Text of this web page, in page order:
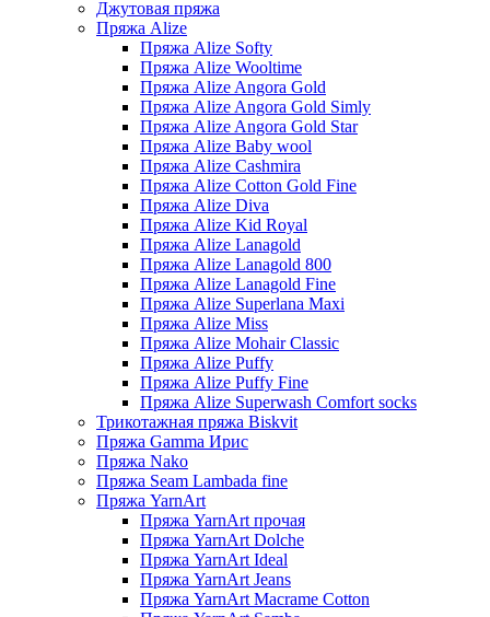
Джутовая пряжа
Пряжа Alize
Пряжа Alize Softy
Пряжа Alize Wooltime
Пряжа Alize Angora Gold
Пряжа Alize Angora Gold Simly
Пряжа Alize Angora Gold Star
Пряжа Alize Baby wool
Пряжа Alize Cashmira
Пряжа Alize Cotton Gold Fine
Пряжа Alize Diva
Пряжа Alize Kid Royal
Пряжа Alize Lanagold
Пряжа Alize Lanagold 800
Пряжа Alize Lanagold Fine
Пряжа Alize Superlana Maxi
Пряжа Alize Miss
Пряжа Alize Mohair Classic
Пряжа Alize Puffy
Пряжа Alize Puffy Fine
Пряжа Alize Superwash Comfort socks
Трикотажная пряжа Biskvit
Пряжа Gamma Ирис
Пряжа Nako
Пряжа Seam Lambada fine
Пряжа YarnArt
Пряжа YarnArt прочая
Пряжа YarnArt Dolche
Пряжа YarnArt Ideal
Пряжа YarnArt Jeans
Пряжа YarnArt Macrame Cotton